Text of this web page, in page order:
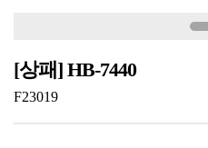
[상패] HB-7440
F23019